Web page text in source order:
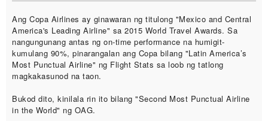
Ang Copa Airlines ay ginawaran ng titulong "Mexico and Central
America's Leading Airline" sa 2015 World Travel Awards. Sa
nangungunang antas ng on-time performance na humigit-
kumulang 90%, pinarangalan ang Copa bilang "Latin America’s
Most Punctual Airline" ng Flight Stats sa loob ng tatlong
magkakasunod na taon.
Bukod dito, kinilala rin ito bilang "Second Most Punctual Airline
in the World" ng OAG.